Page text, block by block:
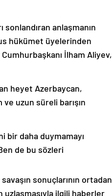
sonlandıran anlaşmanın
hükümet üyelerinden
İlham Aliyev,
heyet Azerbaycan,
uzun süreli barışın
bir daha duymamayı
de bu sözleri
sonuçlarının ortadan
uzlaşmasıyla ilgili haberler